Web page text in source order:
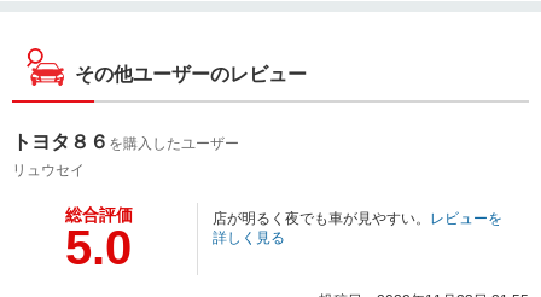
その他ユーザーのレビュー
トヨタ８６ を購入したユーザー
リュウセイ
総合評価
5.0
店が明るく夜でも車が見やすい。 レビューを
詳しく見る